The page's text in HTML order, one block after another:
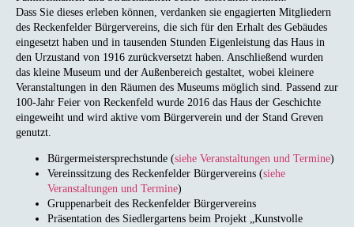
Dass Sie dieses erleben können, verdanken sie engagierten Mitgliedern
des Reckenfelder Bürgervereins, die sich für den Erhalt des Gebäudes
eingesetzt haben und in tausenden Stunden Eigenleistung das Haus in
den Urzustand von 1916 zurückversetzt haben. Anschließend wurden
das kleine Museum und der Außenbereich gestaltet, wobei kleinere
Veranstaltungen in den Räumen des Museums möglich sind. Passend zur
100-Jahr Feier von Reckenfeld wurde 2016 das Haus der Geschichte
eingeweiht und wird aktive vom Bürgerverein und der Stand Greven
genutzt.
Bürgermeistersprechstunde (siehe Veranstaltungen und Termine)
Vereinssitzung des Reckenfelder Bürgervereins (siehe
Veranstaltungen und Termine)
Gruppenarbeit des Reckenfelder Bürgervereins
Präsentation des Siedlergartens beim Projekt „Kunstvolle